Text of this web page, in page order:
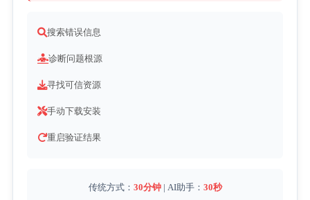
搜索错误信息
诊断问题根源
寻找可信资源
手动下载安装
重启验证结果
传统方式： 30分钟 | AI助手： 30秒